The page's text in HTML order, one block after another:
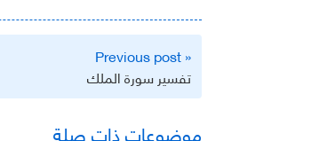
تصفّح
المقالات
« Previous post
تفسير سورة الملك
موضوعات ذات صلة